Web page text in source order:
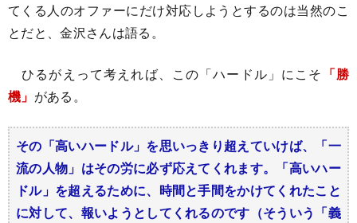
てくる人のオファーにだけ対応しようとするのは当然のこ
とだと、金沢さんは語る。
ひるがえって考えれば、この「ハードル」にこそ 「勝
機」 がある。
その「高いハードル」を思いっきり超えていけば、「一
流の人物」はその労に必ず応えてくれます。「高いハー
ドル」を超えるために、時間と手間をかけてくれたこと
に対して、報いようとしてくれるのです（そういう「義